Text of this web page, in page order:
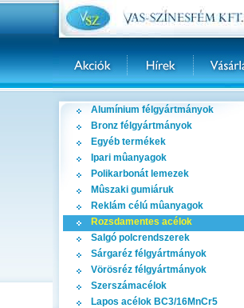
Alumínium félgyártmányok
Bronz félgyártmányok
Egyéb termékek
Ipari mûanyagok
Polikarbonát lemezek
Mûszaki gumiáruk
Reklám célú mûanyagok
Rozsdamentes acélok
Salgó polcrendszerek
Sárgaréz félgyártmányok
Vörösréz félgyártmányok
Szerszámacélok
Lapos acélok BC3/16MnCr5